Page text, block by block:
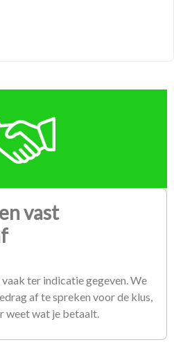
vast
ter indicatie gegeven. We
af te spreken voor de klus,
weet wat je betaalt.